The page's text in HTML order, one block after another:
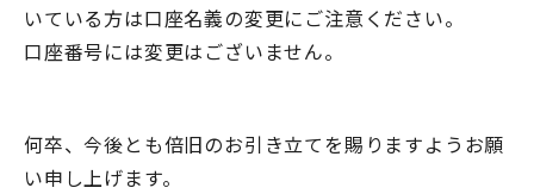
いている方は口座名義の変更にご注意ください。
口座番号には変更はございません。
何卒、今後とも倍旧のお引き立てを賜りますようお願
い申し上げます。